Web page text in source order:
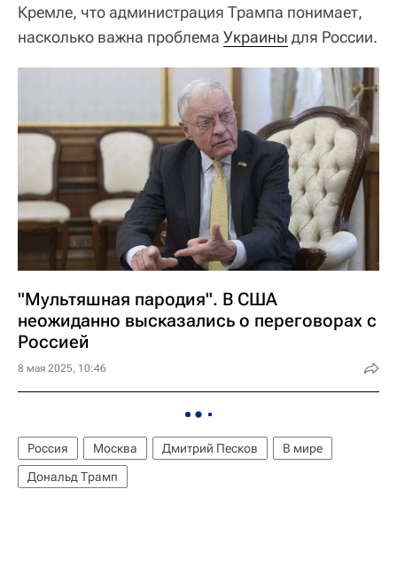
Кремле, что администрация Трампа понимает,
насколько важна проблема Украины для России.
"Мультяшная пародия". В США
неожиданно высказались о переговорах с
Россией
8 мая 2025, 10:46
Россия Москва Дмитрий Песков
В мире
Дональд Трамп